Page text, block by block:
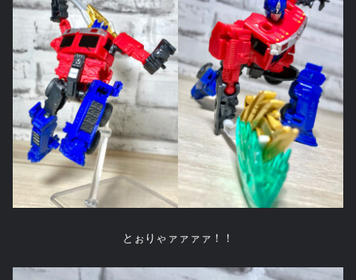
とぉりゃァァァァ！！